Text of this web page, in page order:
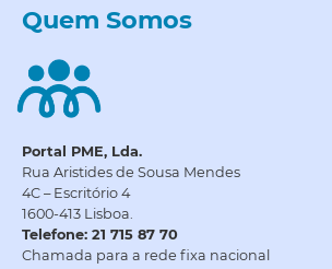
Quem Somos
Portal PME, Lda.
Rua Aristides de Sousa Mendes
4C – Escritório 4
1600-413 Lisboa.
Telefone: 21 715 87 70
Chamada para a rede fixa nacional